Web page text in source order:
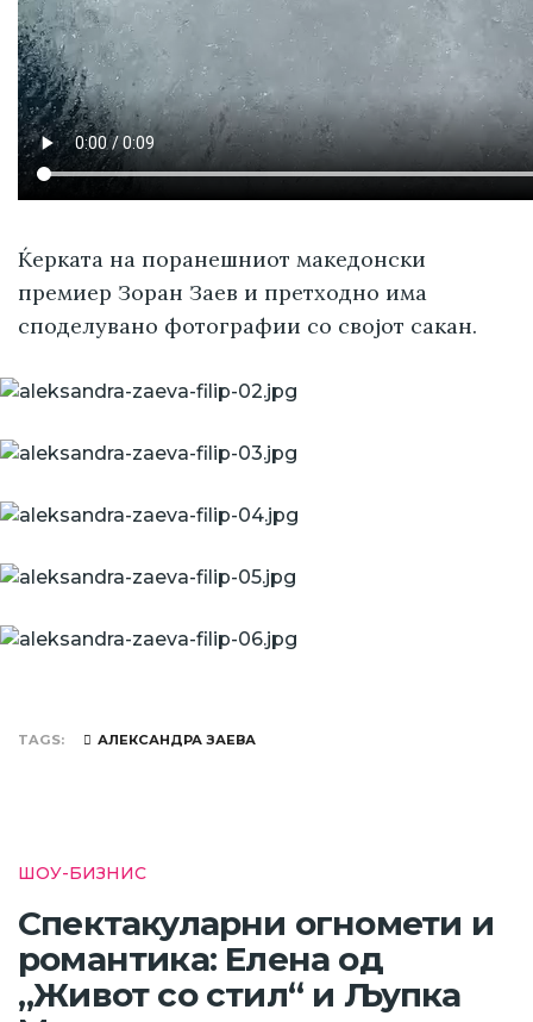
Ќерката на поранешниот македонски
премиер Зоран Заев и претходно има
споделувано фотографии со својот сакан.
TAGS АЛЕКСАНДРА ЗАЕВА
ШОУ-БИЗНИС
Спектакуларни огномети и
романтика: Елена од
„Живот со стил“ и Љупка